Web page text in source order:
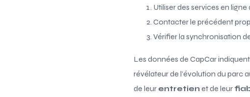
Utiliser des services en
Contacter le précédent
Vérifier la synchronisation
Les données de CapCar
révélateur de l’évolution du parc
de leur entretien et de leur